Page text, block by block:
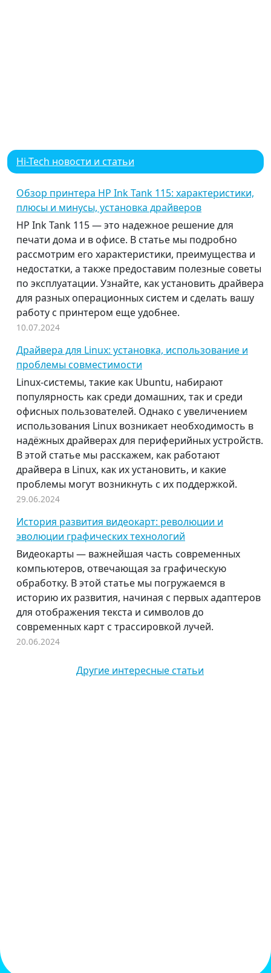
Hi-Tech новости и статьи
Обзор принтера HP Ink Tank 115: характеристики,
плюсы и минусы, установка драйверов
HP Ink Tank 115 — это надежное решение для
печати дома и в офисе. В статье мы подробно
рассмотрим его характеристики, преимущества и
недостатки, а также предоставим полезные советы
по эксплуатации. Узнайте, как установить драйвера
для разных операционных систем и сделать вашу
работу с принтером еще удобнее.
10.07.2024
Драйвера для Linux: установка, использование и
проблемы совместимости
Linux-системы, такие как Ubuntu, набирают
популярность как среди домашних, так и среди
офисных пользователей. Однако с увеличением
использования Linux возникает необходимость в
надёжных драйверах для периферийных устройств.
В этой статье мы расскажем, как работают
драйвера в Linux, как их установить, и какие
проблемы могут возникнуть с их поддержкой.
29.06.2024
История развития видеокарт: революции и
эволюции графических технологий
Видеокарты — важнейшая часть современных
компьютеров, отвечающая за графическую
обработку. В этой статье мы погружаемся в
историю их развития, начиная с первых адаптеров
для отображения текста и символов до
современных карт с трассировкой лучей.
20.06.2024
Другие интересные статьи